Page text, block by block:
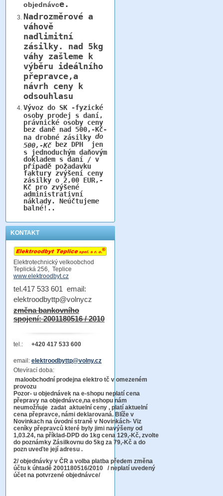
objednávce.
Nadrozměrové a
váhově
nadlimitní
zásilky. nad 5kg
váhy zašleme k
výběru ideálního
přepravce,a
návrh ceny k
odsouhlasu
Vývoz do SK -fyzické
osoby prodej s daní,
právnické osoby ceny
bez daně nad 500,-Kč-
na drobné zásilky do
500,-Kčbez DPH jen
s jednoduchým daňovým
dokladem s daní / v
případě požadavku
faktury zvýšení ceny
zásilky o 2,00 EUR,-
Kč pro zvýšené
administrativní
náklady. Neúčtujeme
balné!..
KONTAKT
Elektrotechnický velkoobchod
Teplická 256, Teplice
www.elektroodbyt.cz
tel.417 533 601 email:
elektroodbyttp@volnycz
změna bankovního
spojení: 2001180516 / 2010
tel.: +420 417 533 600
email: elektroodbyttp@volny.cz
Otevírací doba:
maloobchodní prodejna elektro tč v omezeném
provozu
Pozor- u objednávek na e-shopu neplatí cena
přepravy na objednávce,na eshopu nám
neumožňuje zadat aktuelní ceny , platí aktuelní
cena přepravce, námi deklarovaná. Blíže v
Novinkach na úvodní straně v Novinkách- Viz
ceníky přepravců které byly jimi navýšeny od
1,03.24, na příklad-DPD do 1kg cena 129,-Kč, zvolte
do poznámky Zásilkovnu do 5kg za 79,-Kč a do
pozn uveďte její adresu .
2/ objednávky v ČR a volba platba předem změna
účtu k úhtadě 2001180516/2010 / neplatí uvedený
účet na potvrzené objednávce/